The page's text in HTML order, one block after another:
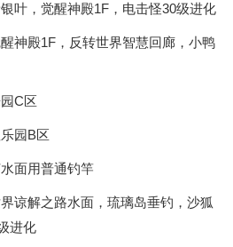
叶，觉醒神殿1F，电击怪30级进化
神殿1F，反转世界智慧回廊，小鸭
C区
园B区
面用普通钓竿
谅解之路水面，琉璃岛垂钓，沙狐
进化